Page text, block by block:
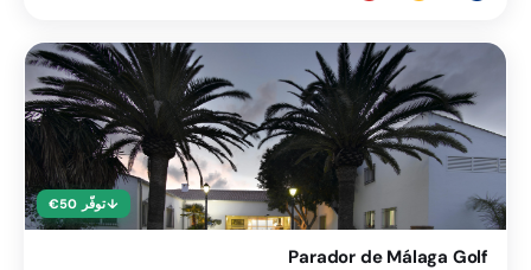
↓توفّر 50
€
Parador de Málaga Golf